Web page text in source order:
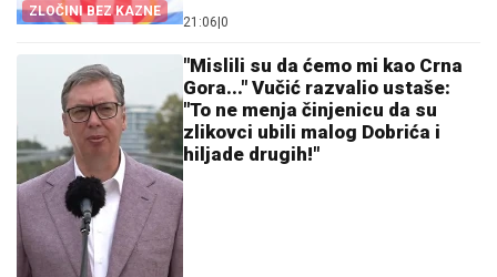
ZLOČINI BEZ KAZNE
21:06 0
"Mislili su da ćemo mi kao Crna
Gora..." Vučić razvalio ustaše:
"To ne menja činjenicu da su
zlikovci ubili malog Dobrića i
hiljade drugih!"